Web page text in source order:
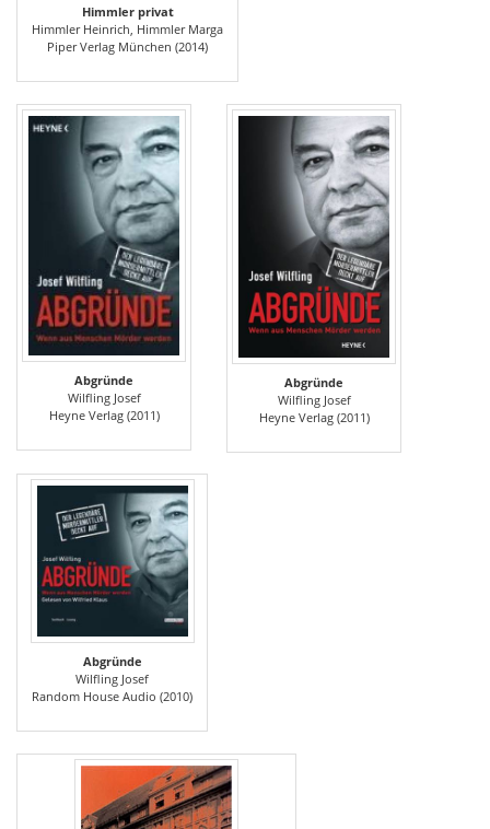
Himmler privat
Himmler Heinrich, Himmler Marga
Piper Verlag München (2014)
Abgründe
Wilfling Josef
Heyne Verlag (2011)
Abgründe
Wilfling Josef
Heyne Verlag (2011)
Abgründe
Wilfling Josef
Random House Audio (2010)